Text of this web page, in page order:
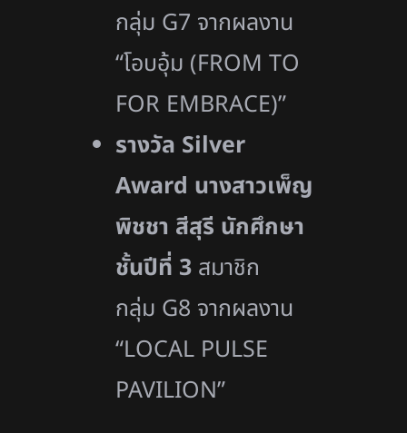
กลุ่ม G7 จากผลงาน
“โอบอุ้ม (FROM TO
FOR EMBRACE)”
รางวัล Silver
Award นางสาวเพ็ญ
พิชชา สีสุรี นักศึกษา
ชั้นปีที่ 3 สมาชิก
กลุ่ม G8 จากผลงาน
“LOCAL PULSE
PAVILION”